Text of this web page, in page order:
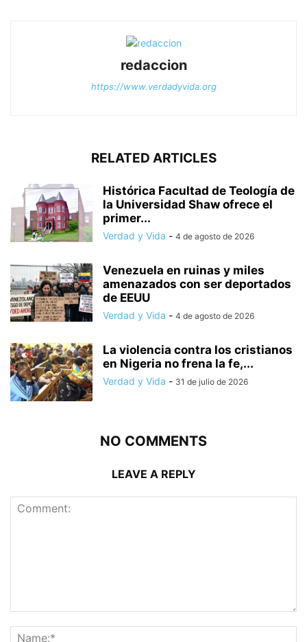
redaccion
https://www.verdadyvida.org
RELATED ARTICLES
Histórica Facultad de Teología de
la Universidad Shaw ofrece el
primer...
Verdad y Vida - 4 de agosto de 2026
Venezuela en ruinas y miles
amenazados con ser deportados
de EEUU
Verdad y Vida - 4 de agosto de 2026
La violencia contra los cristianos
en Nigeria no frena la fe,...
Verdad y Vida - 31 de julio de 2026
NO COMMENTS
LEAVE A REPLY